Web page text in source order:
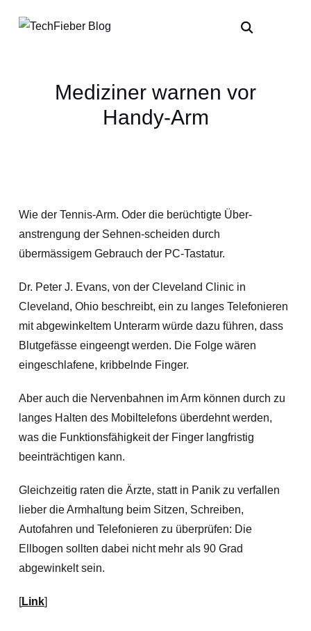
Mediziner warnen vor
Handy-Arm
Wie der Tennis-Arm. Oder die berüchtigte Über-
anstrengung der Sehnen-scheiden durch
übermässigem Gebrauch der PC-Tastatur.
Dr. Peter J. Evans, von der Cleveland Clinic in
Cleveland, Ohio beschreibt, ein zu langes Telefonieren
mit abgewinkeltem Unterarm würde dazu führen, dass
Blutgefässe eingeengt werden. Die Folge wären
eingeschlafene, kribbelnde Finger.
Aber auch die Nervenbahnen im Arm können durch zu
langes Halten des Mobiltelefons überdehnt werden,
was die Funktionsfähigkeit der Finger langfristig
beeinträchtigen kann.
Gleichzeitig raten die Ärzte, statt in Panik zu verfallen
lieber die Armhaltung beim Sitzen, Schreiben,
Autofahren und Telefonieren zu überprüfen: Die
Ellbogen sollten dabei nicht mehr als 90 Grad
abgewinkelt sein.
[Link]